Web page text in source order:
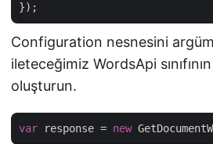
});
Configuration nesnesini
ileteceğimiz WordsApi
oluşturun.
var response = new